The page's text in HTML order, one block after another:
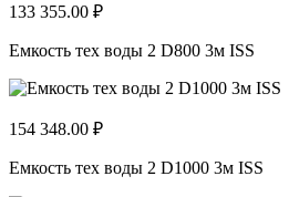
133 355.00 ₽
Емкость тех воды 2 D800 3м ISS
154 348.00 ₽
Емкость тех воды 2 D1000 3м ISS